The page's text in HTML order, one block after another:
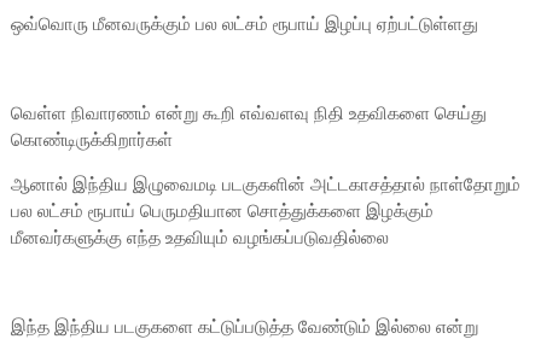
ஒவ்வொரு மீனவருக்கும் பல லட்சம் ரூபாய் இழப்பு ஏற்பட்டுள்ளது
வெள்ள நிவாரணம் என்று கூறி எவ்வளவு நிதி உதவிகளை செய்து
கொண்டிருக்கிறார்கள்
ஆனால் இந்திய இழுவைமடி படகுகளின் அட்டகாசத்தால் நாள்தோறும்
பல லட்சம் ரூபாய் பெருமதியான சொத்துக்களை இழக்கும்
மீனவர்களுக்கு எந்த உதவியும் வழங்கப்படுவதில்லை
இந்த இந்திய படகுகளை கட்டுப்படுத்த வேண்டும் இல்லை என்று